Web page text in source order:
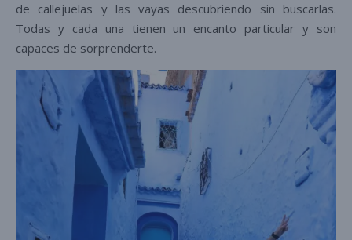
de callejuelas y las vayas descubriendo sin buscarlas.
Todas y cada una tienen un encanto particular y son
capaces de sorprenderte.